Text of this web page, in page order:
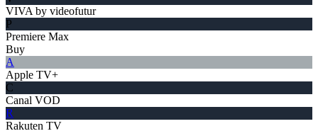
VIVA by videofutur
P
Premiere Max
Buy
A
Apple TV+
C
Canal VOD
R
Rakuten TV